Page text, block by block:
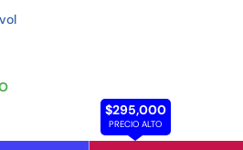
$295,000
PRECIO ALTO